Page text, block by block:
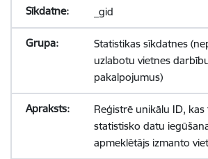
_gid
Statistikas sīkdatnes
uzlabotu vietnes
pakalpojumus)
Reģistrē unikālu ID,
statistisko datu
apmeklētājs izmanto